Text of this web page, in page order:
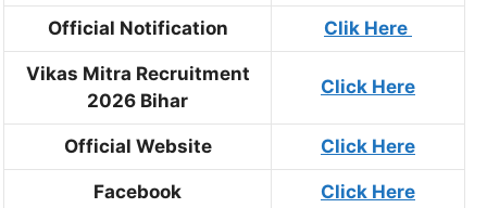
Official Notification Clik Here
Vikas Mitra Recruitment
2026 Bihar
Click Here
Official Website Click Here
Facebook Click Here